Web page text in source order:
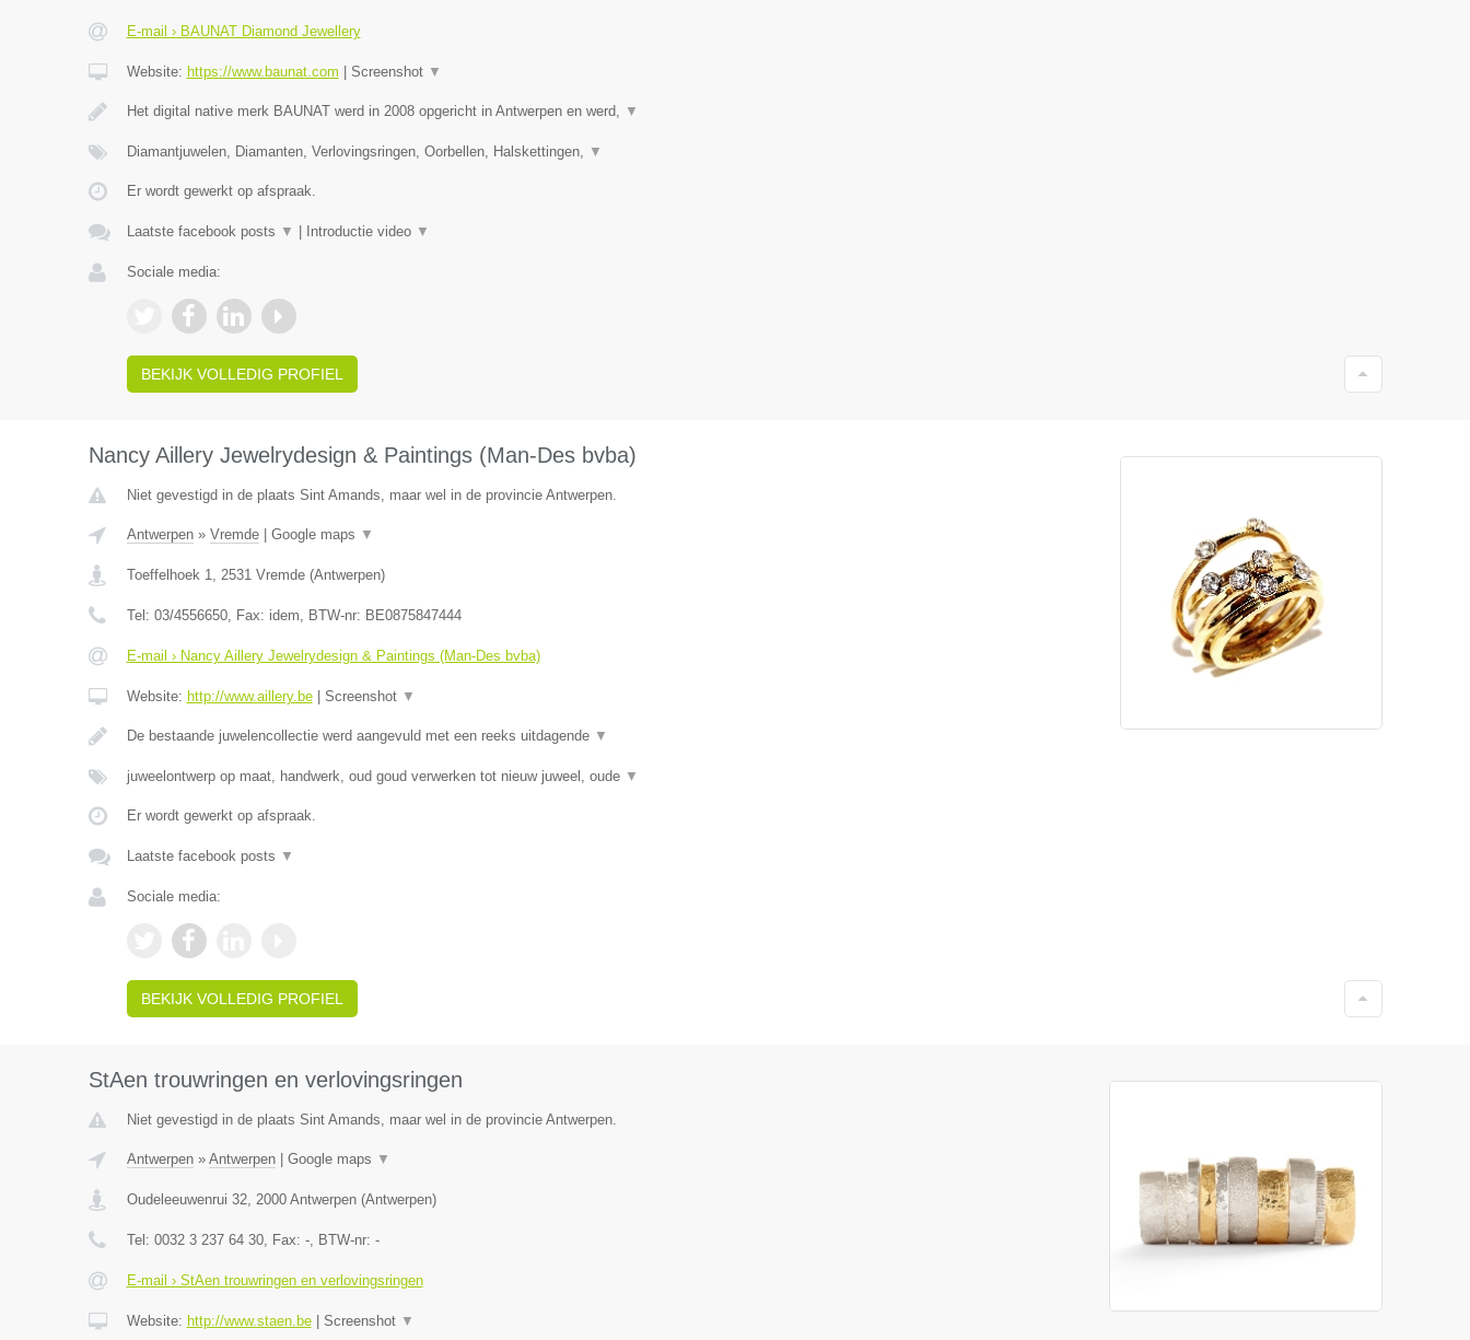
E-mail › BAUNAT Diamond Jewellery
Website: https://www.baunat.com Screenshot ▼
Het digital native merk BAUNAT werd in 2008 opgericht in Antwerpen en werd, ▼
Diamantjuwelen, Diamanten, Verlovingsringen, Oorbellen, Halskettingen, ▼
Er wordt gewerkt op afspraak.
Laatste facebook posts ▼ Introductie video ▼
Sociale media:
BEKIJK VOLLEDIG PROFIEL
Nancy Aillery Jewelrydesign & Paintings (Man-Des bvba)
Niet gevestigd in de plaats Sint Amands, maar wel in de provincie Antwerpen.
Antwerpen» Vremde| Google maps ▼
Toeffelhoek 1, 2531 Vremde(Antwerpen)
Tel: 03/4556650, Fax: idem, BTW-nr: BE0875847444
E-mail › Nancy Aillery Jewelrydesign & Paintings (Man-Des bvba)
Website: http://www.aillery.be| Screenshot ▼
De bestaande juwelencollectie werd aangevuld met een reeks uitdagende ▼
juweelontwerp op maat, handwerk, oud goud verwerken tot nieuw juweel, oude ▼
Er wordt gewerkt op afspraak.
Laatste facebook posts ▼
Sociale media:
BEKIJK VOLLEDIG PROFIEL
StAen trouwringen en verlovingsringen
Niet gevestigd in de plaats Sint Amands, maar wel in de provincie Antwerpen.
Antwerpen» Antwerpen| Google maps ▼
Oudeleeuwenrui 32, 2000 Antwerpen(Antwerpen)
Tel: 0032 3 237 64 30, Fax: -, BTW-nr: -
E-mail › StAen trouwringen en verlovingsringen
Website: http://www.staen.be| Screenshot ▼